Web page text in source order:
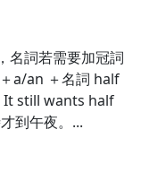
名詞若需要加冠詞
a/an ＋名詞 half
It still wants half
到午夜。...